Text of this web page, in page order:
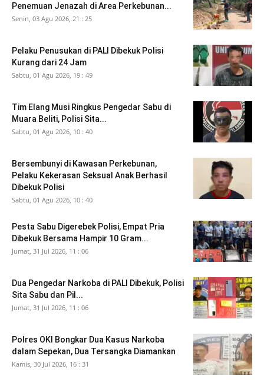
Penemuan Jenazah di Area Perkebunan...
Senin, 03 Agu 2026, 21 : 25
Pelaku Penusukan di PALI Dibekuk Polisi
Kurang dari 24 Jam
Sabtu, 01 Agu 2026, 19 : 49
Tim Elang Musi Ringkus Pengedar Sabu di
Muara Beliti, Polisi Sita...
Sabtu, 01 Agu 2026, 10 : 40
Bersembunyi di Kawasan Perkebunan,
Pelaku Kekerasan Seksual Anak Berhasil
Dibekuk Polisi
Sabtu, 01 Agu 2026, 10 : 40
Pesta Sabu Digerebek Polisi, Empat Pria
Dibekuk Bersama Hampir 10 Gram...
Jumat, 31 Jul 2026, 11 : 06
Dua Pengedar Narkoba di PALI Dibekuk, Polisi
Sita Sabu dan Pil...
Jumat, 31 Jul 2026, 11 : 06
Polres OKI Bongkar Dua Kasus Narkoba
dalam Sepekan, Dua Tersangka Diamankan
Kamis, 30 Jul 2026, 16 : 31